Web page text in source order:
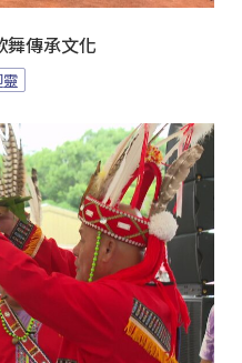
舞傳承文化